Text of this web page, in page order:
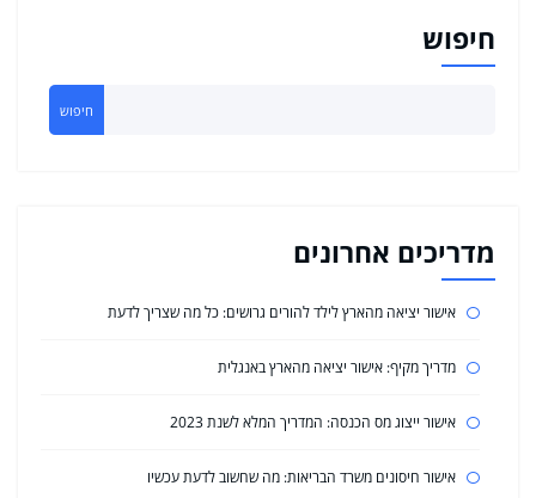
חיפוש
חיפוש
מדריכים אחרונים
אישור יציאה מהארץ לילד להורים גרושים: כל מה שצריך לדעת
מדריך מקיף: אישור יציאה מהארץ באנגלית
אישור ייצוג מס הכנסה: המדריך המלא לשנת 2023
אישור חיסונים משרד הבריאות: מה שחשוב לדעת עכשיו